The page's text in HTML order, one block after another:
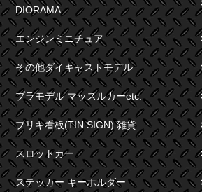
DIORAMA
エンジンミニチュア
その他ダイキャストモデル
プラモデル マッスルカーetc.
ブリキ看板(TIN SIGN) 雑貨
スロットカー
ステッカー キーホルダー